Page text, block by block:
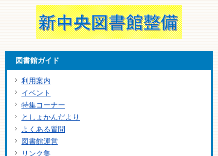
図書館ガイド
利用案内
イベント
特集コーナー
としょかんだより
よくある質問
図書館運営
リンク集